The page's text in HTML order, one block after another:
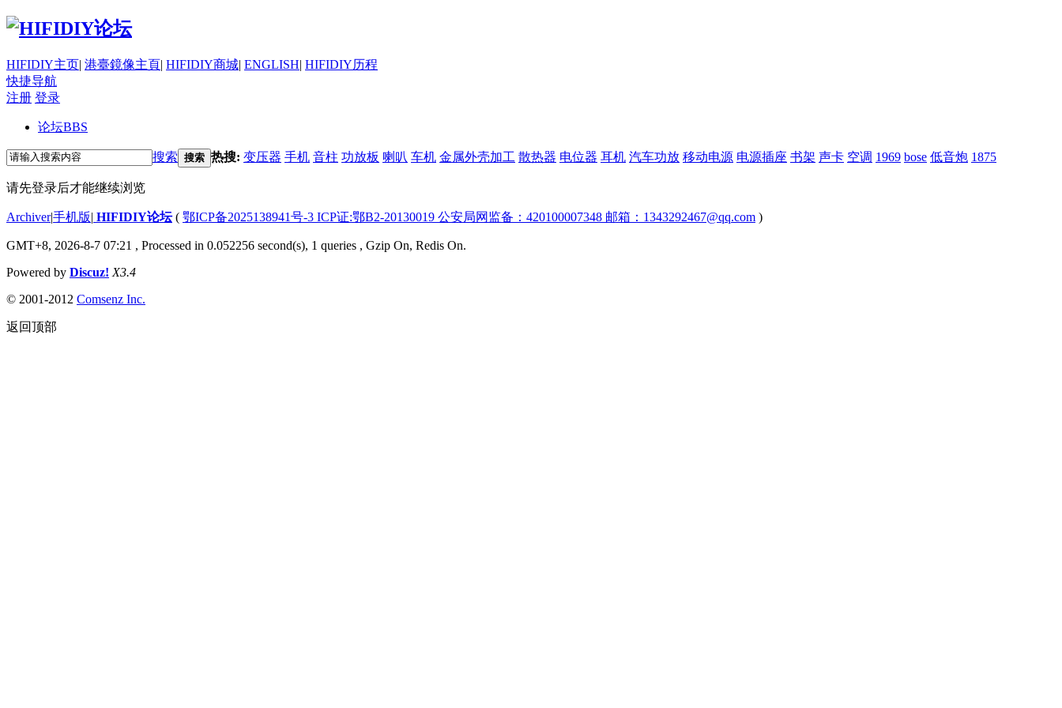
HIFIDIY主页| 港臺鏡像主頁| HIFIDIY商城| ENGLISH| HIFIDIY历程
快捷导航
注册 登录
论坛BBS
搜索 搜索 热搜: 变压器 手机 音柱 功放板 喇叭 车机 金属外壳加工 散热器 电位器 耳机 汽车功放 移动电源 电源插座 书架 声卡 空调 1969 bose 低音炮 1875
请先登录后才能继续浏览
Archiver|手机版| HIFIDIY论坛( 鄂ICP备2025138941号-3 ICP证:鄂B2-20130019 公安局网监备：420100007348 邮箱：1343292467@qq.com )
GMT+8, 2026-8-7 07:21 , Processed in 0.052256 second(s), 1 queries , Gzip On, Redis On.
Powered by Discuz! X3.4
© 2001-2012 Comsenz Inc.
返回顶部